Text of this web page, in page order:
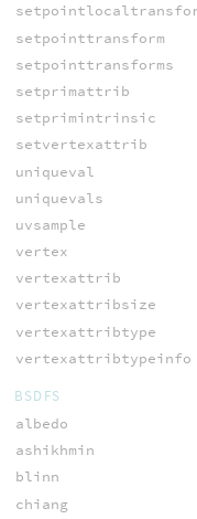
setpointtransform
setpointtransforms
setprimattrib
setprimintrinsic
setvertexattrib
uniqueval
uniquevals
uvsample
vertex
vertexattrib
vertexattribsize
vertexattribtype
vertexattribtypeinfo
BSDFS
albedo
ashikhmin
blinn
chiang